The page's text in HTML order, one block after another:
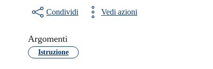
Condividi Vedi azioni
Argomenti
Istruzione